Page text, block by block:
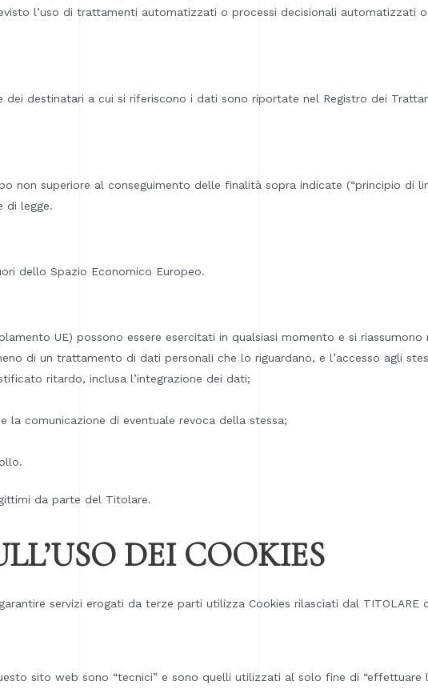
l’uso di trattamenti automatizzati o processi decisionali
destinatari a cui si riferiscono i dati sono riportate nel Registro dei
non superiore al conseguimento delle finalità sopra indicate (“principio di
di legge.
dello Spazio Economico Europeo.
UE) possono essere esercitati in qualsiasi momento e si riassumono
di un trattamento di dati personali che lo riguardano, e l’accesso agli
ritardo, inclusa l’integrazione dei dati;
comunicazione di eventuale revoca della stessa;
da parte del Titolare.
DEI COOKIES
servizi erogati da terze parti utilizza Cookies rilasciati dal TITOLARE
sito web sono “tecnici” e sono quelli utilizzati al solo fine di